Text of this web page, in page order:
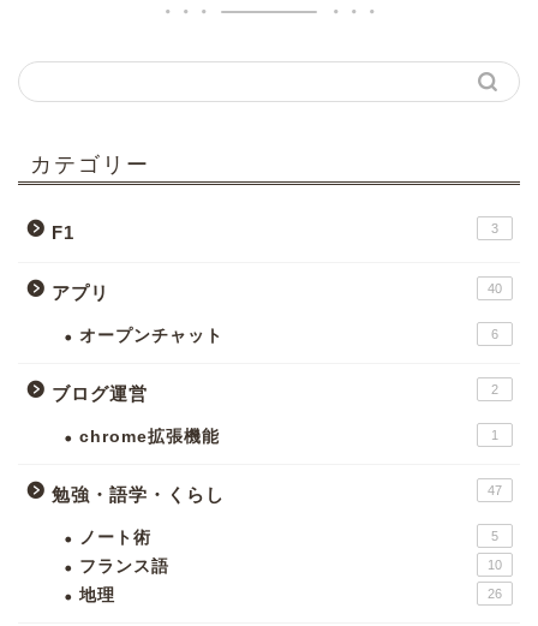
カテゴリー
F1 3
アプリ 40
オープンチャット 6
ブログ運営 2
chrome拡張機能 1
勉強・語学・くらし 47
ノート術 5
フランス語 10
地理 26